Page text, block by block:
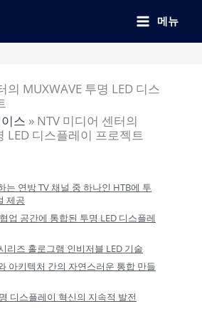
메뉴
의 MUXWAVE 투명 LED 디스
스 » NTV 미디어 센터의
LED 디스플레이 프로젝트
는 연방 TV 채널 중 하나인 НТВ에 투
제공
업 공간에 통합된 투명 LED 디스플레
리즈 홀로그램 인비저블 LED 기술
아키텍처 간의 자연스러운 통합 만들
디스플레이 혁신의 지속적 발전